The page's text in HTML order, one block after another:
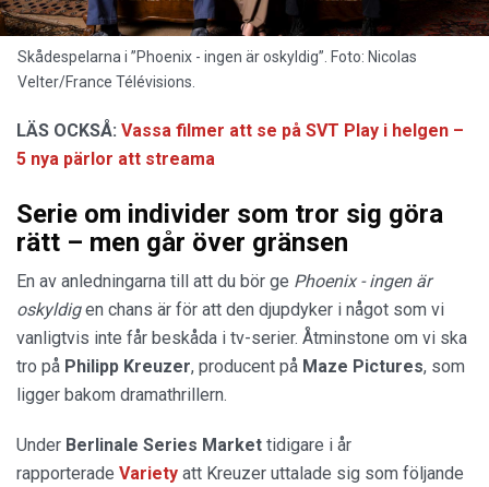
Skådespelarna i ”Phoenix - ingen är oskyldig”. Foto: Nicolas
Velter/France Télévisions.
LÄS OCKSÅ: Vassa filmer att se på SVT Play i helgen –
5 nya pärlor att streama
Serie om individer som tror sig göra
rätt – men går över gränsen
En av anledningarna till att du bör ge Phoenix - ingen är
oskyldigen chans är för att den djupdyker i något som vi
vanligtvis inte får beskåda i tv-serier. Åtminstone om vi ska
tro på Philipp Kreuzer, producent på Maze Pictures, som
ligger bakom dramathrillern.
Under Berlinale Series Market tidigare i år
rapporterade Variety att Kreuzer uttalade sig som följande